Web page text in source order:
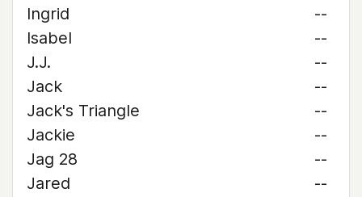
Ingrid
--
Isabel
--
J.J.
--
Jack
--
Jack's Triangle
--
Jackie
--
Jag 28
--
Jared
--